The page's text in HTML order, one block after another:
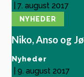
7. august 2017
NYHEDER
Niko, Anso og
Nyheder
9. august 2017